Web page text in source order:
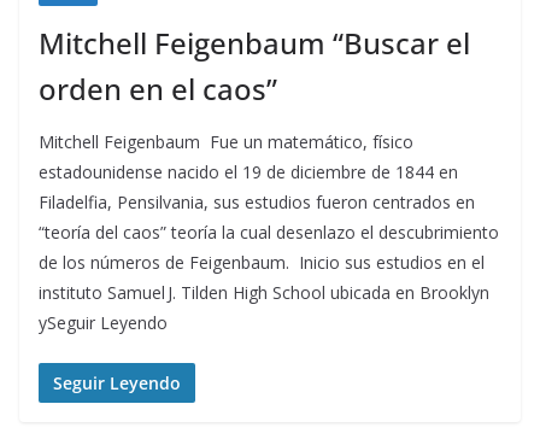
Mitchell Feigenbaum “Buscar el
orden en el caos”
Mitchell Feigenbaum Fue un matemático, físico
estadounidense nacido el 19 de diciembre de 1844 en
Filadelfia, Pensilvania, sus estudios fueron centrados en
“teoría del caos” teoría la cual desenlazo el descubrimiento
de los números de Feigenbaum. Inicio sus estudios en el
instituto Samuel J. Tilden High School ubicada en Brooklyn
ySeguir Leyendo
Seguir Leyendo